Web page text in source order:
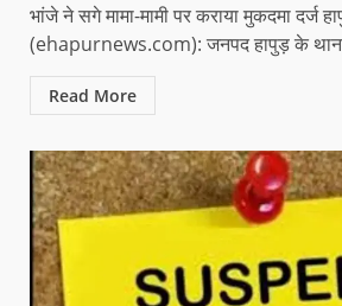
भांजे ने सगे मामा-मामी पर कराया मुकदमा दर्ज
(ehapurnews.com): जनपद हापुड़ के थाना
Read More